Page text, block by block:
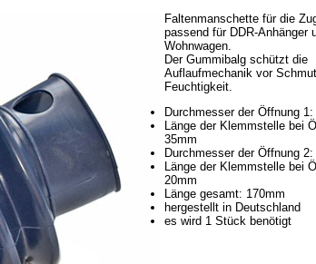
Faltenmanschette für die
passend für DDR-Anhänger
Wohnwagen.
Der Gummibalg schützt die
Auflaufmechanik vor
Feuchtigkeit.
Durchmesser der Öffnung 1:
Länge der Klemmstelle bei
35mm
Durchmesser der Öffnung 2:
Länge der Klemmstelle bei
20mm
Länge gesamt: 170mm
hergestellt in Deutschland
es wird 1 Stück benötigt